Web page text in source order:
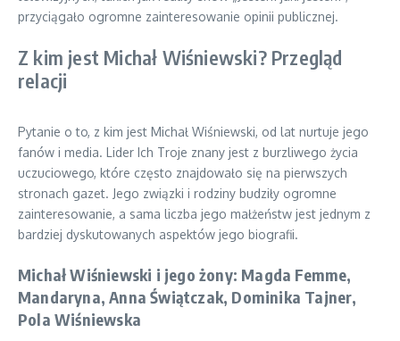
przyciągało ogromne zainteresowanie opinii publicznej.
Z kim jest Michał Wiśniewski? Przegląd
relacji
Pytanie o to, z kim jest Michał Wiśniewski, od lat nurtuje jego
fanów i media. Lider Ich Troje znany jest z burzliwego życia
uczuciowego, które często znajdowało się na pierwszych
stronach gazet. Jego związki i rodziny budziły ogromne
zainteresowanie, a sama liczba jego małżeństw jest jednym z
bardziej dyskutowanych aspektów jego biografii.
Michał Wiśniewski i jego żony: Magda Femme,
Mandaryna, Anna Świątczak, Dominika Tajner,
Pola Wiśniewska